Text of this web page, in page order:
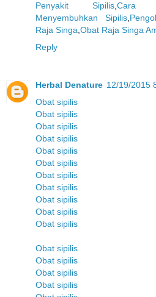
Penyakit Sipilis Cara
Menyembuhkan Sipilis
Raja Singa Obat Raja Singa
Reply
Herbal Denature 12/19/2015
Obat sipilis
Obat sipilis
Obat sipilis
Obat sipilis
Obat sipilis
Obat sipilis
Obat sipilis
Obat sipilis
Obat sipilis
Obat sipilis
Obat sipilis
Obat sipilis
Obat sipilis
Obat sipilis
Obat sipilis